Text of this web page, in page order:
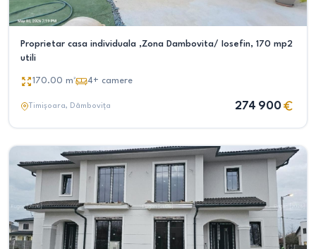
Proprietar casa individuala ,Zona Dambovita/ Iosefin, 170 mp2
utili
170.00 m² 4+ camere
Timișoara, Dâmbovița 274 900